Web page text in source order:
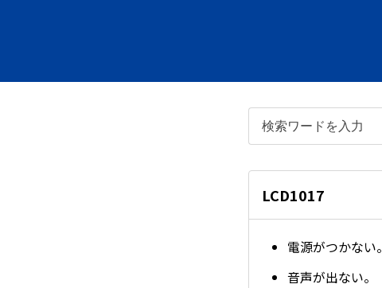
LCD1017
電源がつかない。
音声が出ない。